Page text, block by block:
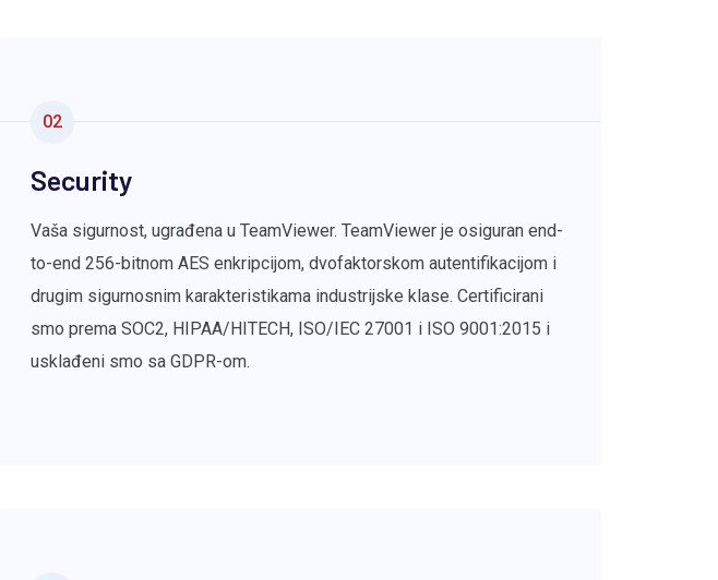
02
Security
Vaša sigurnost, ugrađena u TeamViewer. TeamViewer je osiguran end-
to-end 256-bitnom AES enkripcijom, dvofaktorskom autentifikacijom i
drugim sigurnosnim karakteristikama industrijske klase. Certificirani
smo prema SOC2, HIPAA/HITECH, ISO/IEC 27001 i ISO 9001:2015 i
usklađeni smo sa GDPR-om.